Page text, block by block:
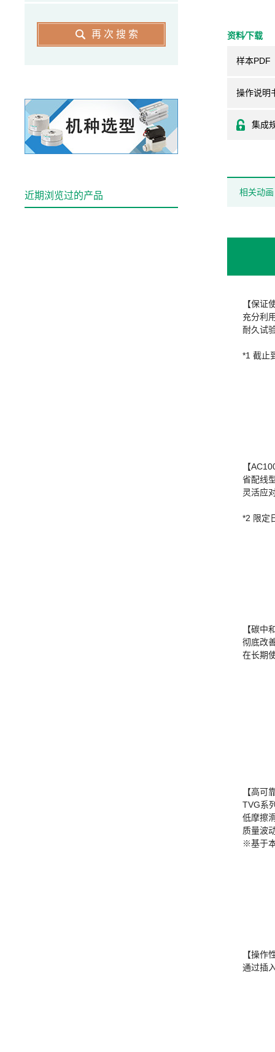
资料⁄下载
样本PDF
操作说明
集成
相关动画
【保证
充分利
耐久试
*1 截止
【
省配线
灵活应
*2 限定
【碳中
彻底改
在长期
【高可
TVG系
低摩擦
质量波
※基于
【操作
通过插
再次搜索
近期浏览过的产品